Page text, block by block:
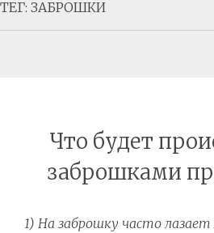
ТЕГ: ЗАБРОШКИ
Что будет
заброшками
1) На заброшку часто